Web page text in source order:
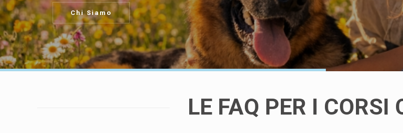
Chi Siamo
LE FAQ PER I CORSI